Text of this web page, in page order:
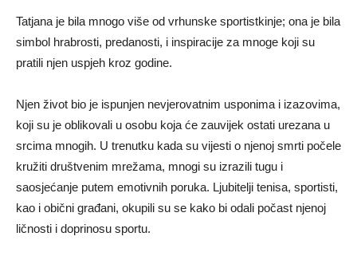
Tatjana je bila mnogo više od vrhunske sportistkinje; ona je bila
simbol hrabrosti, predanosti, i inspiracije za mnoge koji su
pratili njen uspjeh kroz godine.
Njen život bio je ispunjen nevjerovatnim usponima i izazovima,
koji su je oblikovali u osobu koja će zauvijek ostati urezana u
srcima mnogih. U trenutku kada su vijesti o njenoj smrti počele
kružiti društvenim mrežama, mnogi su izrazili tugu i
saosjećanje putem emotivnih poruka. Ljubitelji tenisa, sportisti,
kao i obični građani, okupili su se kako bi odali počast njenoj
ličnosti i doprinosu sportu.